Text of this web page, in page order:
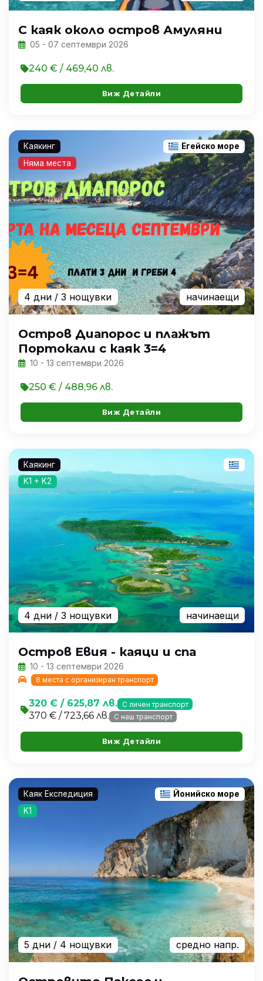
С каяк около остров Амуляни
05 - 07 септември 2026
240 € / 469,40 лв.
Виж Детайли
Каякинг
Егейско море
Няма места
4 дни / 3 нощувки начинаещи
Остров Диапорос и плажът
Портокали с каяк 3=4
10 - 13 септември 2026
250 € / 488,96 лв.
Виж Детайли
Каякинг
K1 + K2
4 дни / 3 нощувки начинаещи
Остров Евия - каяци и спа
10 - 13 септември 2026
8 места с организиран транспорт
320 € / 625,87 лв. С личен транспорт
370 € / 723,66 лв. С наш транспорт
Виж Детайли
Каяк Експедиция
Йонийско море
K1
5 дни / 4 нощувки средно напр.